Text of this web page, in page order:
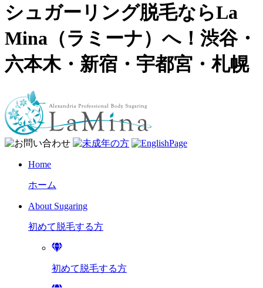
シュガーリング脱毛ならLa
Mina（ラミーナ）へ！渋谷・
六本木・新宿・宇都宮・札幌
Home
ホーム
About Sugaring
初めて脱毛する方
初めて脱毛する方